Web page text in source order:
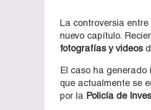
La controversia
nuevo capítulo.
fotografías y videos
El caso ha
que actualmente se
por la Policía de